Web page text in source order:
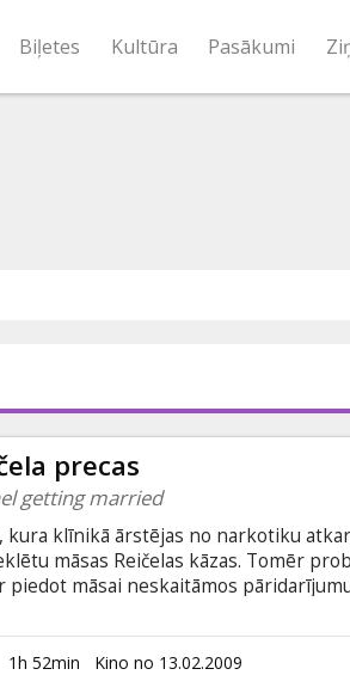
Biļetes Kultūra Pasākumi
precas
getting married
kura klīnikā ārstējas no narkotiku
māsas Reičelas kāzas. Tomēr
piedot māsai neskaitāmos
jo vairāk Kimai no Reičelas
arvien saspīlētākas.
1h 52min Kino no 13.02.2009